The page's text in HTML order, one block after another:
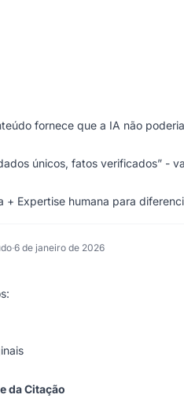
fornece que a IA não
únicos, fatos verificados” -
+ Expertise humana para
·6 de janeiro de 2026
da Citação